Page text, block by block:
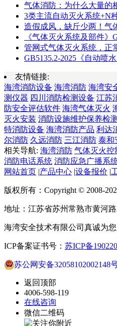
气体消防：为什么大量的
3类主流自动灭火系统+N
造假成风，缺斤少两！气
《气体灭火系统及部件》
管网式气体灭火系统，正
GB5135.2-2025《自动喷水
友情链接:
海湾消防设备 海湾消防 海湾安
测仪器 四川消防检测设备 江苏
防安全评估软件 海湾气体灭火
灭火安装 消防设施维护保养检
特消防设备 海湾消防产品 利达
尔消防 久远消防 三江消防 泰和
相关导航: 海湾消防 气体灭火控
消防电话系统 消防应急广播系
网站首页 |产品中心 |设备报价 |
版权所有：Copyright © 2008-
地址：江苏省苏州常熟市黄河
海湾安全技术有限公司真诚为您
ICP备案证书号： 苏ICP备
苏公网安备32058102002148
返回顶部
4006-598-119
在线咨询
微信二维码